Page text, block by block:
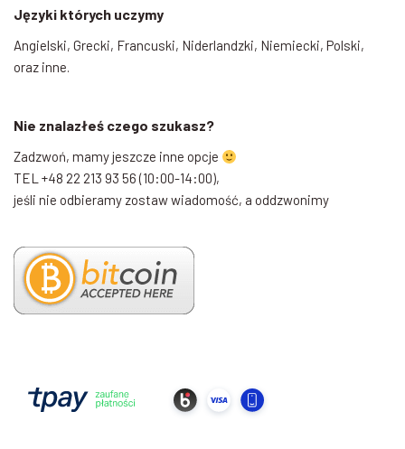
Języki których uczymy
Angielski, Grecki, Francuski, Niderlandzki, Niemiecki, Polski,
oraz inne.
Nie znalazłeś czego szukasz?
Zadzwoń, mamy jeszcze inne opcje
TEL +48 22 213 93 56 (10:00-14:00),
jeśli nie odbieramy zostaw wiadomość, a oddzwonimy